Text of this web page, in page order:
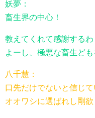
妖夢：
畜生界の中心！
教えてくれて感謝するわ
よーし、極悪な畜生ども
八千慧：
口先だけでないと信じ
オオワシに選ばれし剛